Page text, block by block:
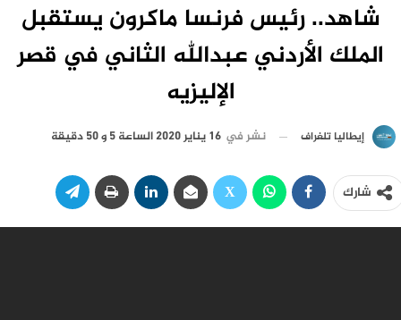
شاهد.. رئيس فرنسا ماكرون يستقبل
الملك الأردني عبدالله الثاني في قصر
الإليزيه
إيطاليا تلغراف نشر في 16 يناير 2020 الساعة 5 و 50 دقيقة
شارك